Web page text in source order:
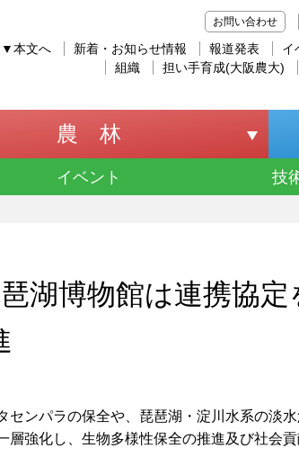
お問い合わせ
▼本文へ 新着・お知らせ情報 報道発表 イ
組織
担い手育成(大阪農大)
農 林
イベント 技
湖博物館は連携協
ンパラの保全や、琵琶湖・淀川水系の淡
強化し、生物多様性保全の推進及び社会